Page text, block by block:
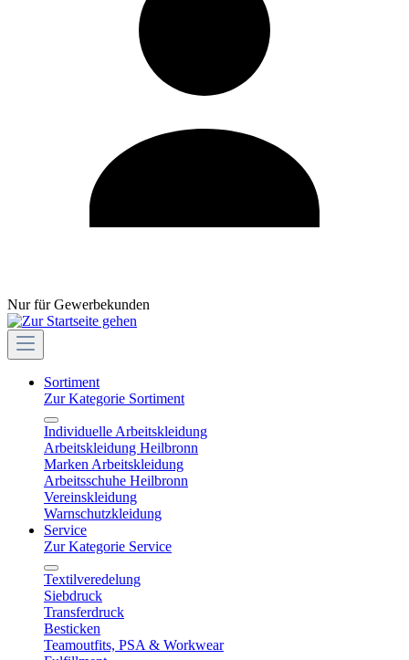
Nur für Gewerbekunden
Sortiment
Zur Kategorie Sortiment
Individuelle Arbeitskleidung
Arbeitskleidung Heilbronn
Marken Arbeitskleidung
Arbeitsschuhe Heilbronn
Vereinskleidung
Warnschutzkleidung
Service
Zur Kategorie Service
Textilveredelung
Siebdruck
Transferdruck
Besticken
Teamoutfits, PSA & Workwear